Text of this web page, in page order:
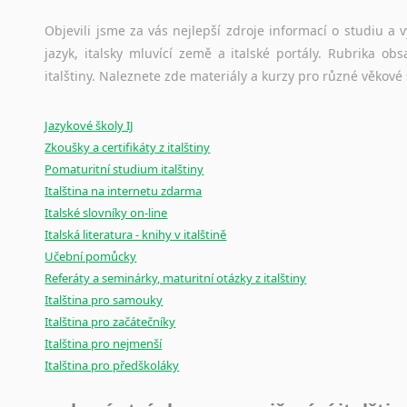
původního zdroje textu.
Ostatní pomůcky pro překladatele
poradny a pravidla
Objevili jsme za vás nejlepší zdroje informací o studiu a
jazyk, italsky mluvící země a italské portály. Rubrika
italštiny. Naleznete zde materiály a kurzy pro různé věkové
Jazykové školy IJ
Zkoušky a certifikáty z italštiny
Pomaturitní studium italštiny
Italština na internetu zdarma
Italské slovníky on-line
Italská literatura - knihy v italštině
Učební pomůcky
Referáty a seminárky, maturitní otázky z italštiny
Italština pro samouky
Italština pro začátečníky
Italština pro nejmenší
Italština pro předškoláky